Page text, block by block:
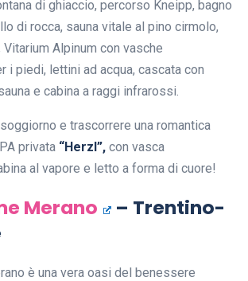
di ghiaccio, percorso Kneipp, bagno
di rocca, sauna vitale al pino cirmolo,
Alpinum con vasche
i piedi, lettini ad acqua, cascata con
e cabina a raggi infrarossi.
e trascorrere una romantica
privata “Herzl”, con vasca
al vapore e letto a forma di cuore!
Merano
– Trentino-
è una vera oasi del benessere